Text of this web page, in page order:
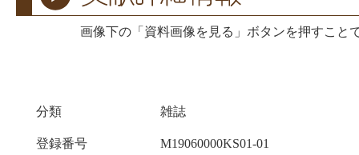
画像下の「資料画像を見る」ボタンを押すこと
分類 雑誌
登録番号 M19060000KS01-01